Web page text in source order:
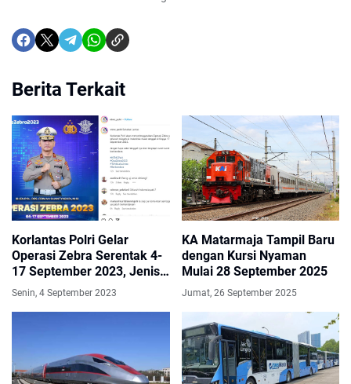
Berita Terkait
Korlantas Polri Gelar
Operasi Zebra Serentak 4-
17 September 2023, Jenis
Pelanggaran Apa yang
Senin, 4 September 2023
KA Matarmaja Tampil Baru
dengan Kursi Nyaman
Mulai 28 September 2025
Jumat, 26 September 2025